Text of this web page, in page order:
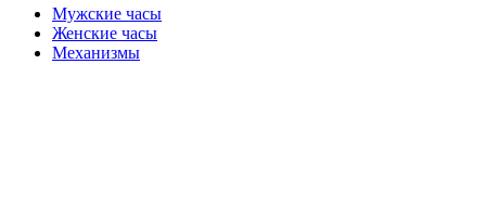
Мужские часы
Женские часы
Механизмы